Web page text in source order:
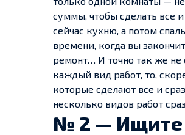
суммы, чтобы сделать все
сейчас кухню, а потом
времени, когда вы
ремонт… И точно так же
каждый вид работ, то,
которые сделают все и
несколько видов работ
№ 2 — Ищите